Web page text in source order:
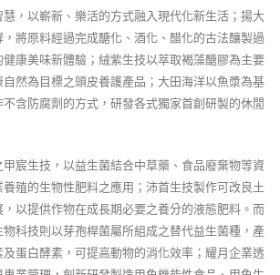
，以嶄新、樂活的方式融入現代化新生活；揚大
將原料經過完成醣化、酒化、醋化的古法釀製過
康美味新體驗；絨紫生技以萃取褐藻醣膠為主要
然為目標之頭皮養護產品；大田海洋以魚漿為基
含防腐劑的方式，研發各式獨家首創研製的休閒
宸生技，以益生菌結合中草藥、食品廢棄物等資
殖的生物性肥料之應用；沛首生技製作可改良土
以提供作物在成長期必要之養分的液態肥料。而
科技則以芽孢桿菌屬所組成之替代益生菌種，產
蛋白酵素，可提高動物的消化效率；耀月企業透